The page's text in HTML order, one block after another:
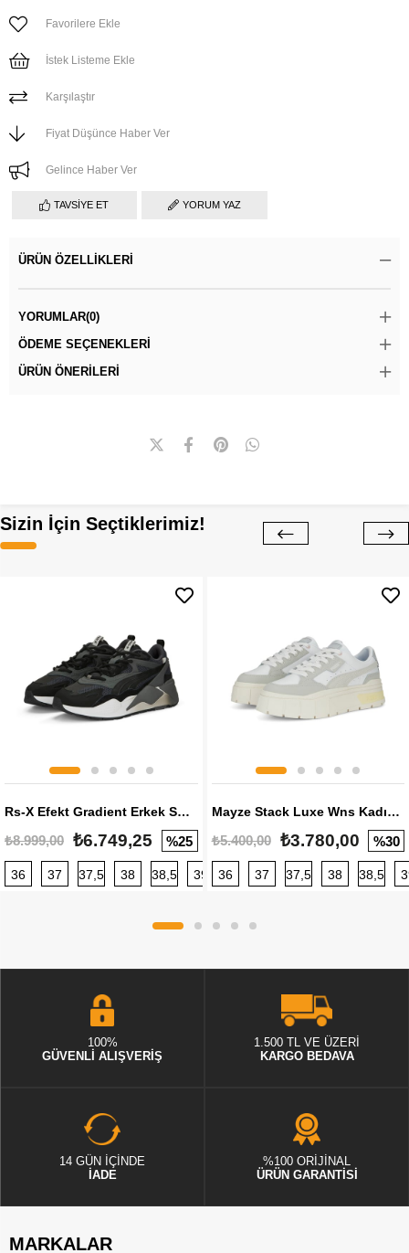
Favorilere Ekle
İstek Listeme Ekle
Karşılaştır
Fiyat Düşünce Haber Ver
Gelince Haber Ver
TAVSIYE ET YORUM YAZ
ÜRÜN ÖZELLIKLERI
YORUMLAR(0)
ÖDEME SEÇENEKLERI
ÜRÜN ÖNERILERI
Sizin İçin Seçtiklerimiz!
Rs-X Efekt Gradient Erkek Sneaker
₺8.999,00 ₺6.749,25 %25
36 37 37,5 38 38,5 39 40 40,5 41 42 42,5
Mayze Stack Luxe Wns Kadın Sneaker
₺5.400,00 ₺3.780,00 %30
36 37 37,5 38 38,5
100%
GÜVENLİ ALIŞVERİŞ
1.500 TL VE ÜZERİ
KARGO BEDAVA
14 GÜN İÇİNDE
İADE
%100 ORİJİNAL
ÜRÜN GARANTİSİ
MARKALAR